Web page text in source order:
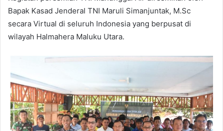
Bapak Kasad Jenderal TNI Maruli Simanjuntak, M.Sc
secara Virtual di seluruh Indonesia yang berpusat di
wilayah Halmahera Maluku Utara.